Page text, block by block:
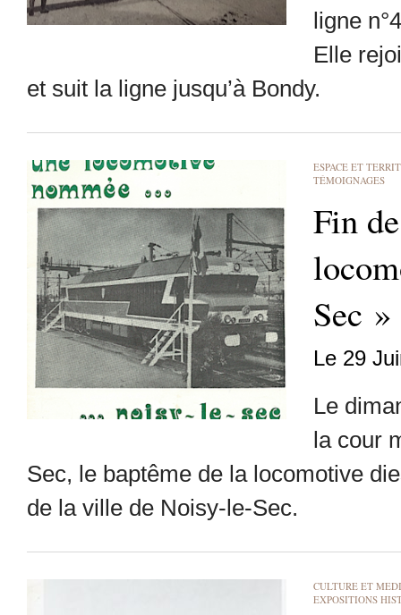
ligne
Elle
et suit la ligne jusqu’à Bondy.
ESPACE ET
TÉMOIGNAGES
Fin
Sec »
Le 29
Le
la cour
Sec, le baptême de la locomotive
de la ville de Noisy-le-Sec.
CULTURE ET
EXPOSITIONS